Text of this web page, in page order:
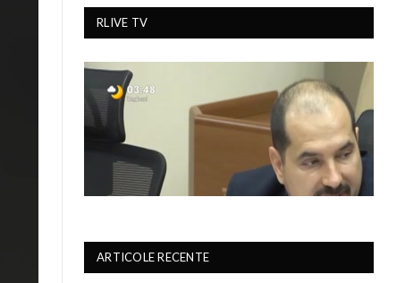
RLIVE TV
ARTICOLE RECENTE